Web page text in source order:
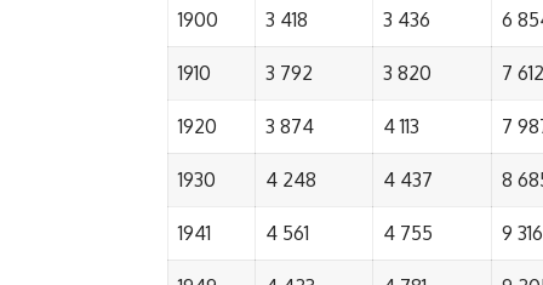
1900 3 418 3 436 6
1910 3 792 3 820 7 612
1920 3 874 4 113 7
1930 4 248 4 437 8
1941 4 561 4 755 9 316